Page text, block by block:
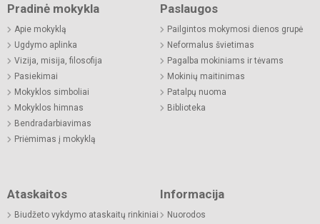
Pradinė mokykla
Apie mokyklą
Ugdymo aplinka
Vizija, misija, filosofija
Pasiekimai
Mokyklos simboliai
Mokyklos himnas
Bendradarbiavimas
Priėmimas į mokyklą
Paslaugos
Pailgintos mokymosi dienos grupė
Neformalus švietimas
Pagalba mokiniams ir tėvams
Mokinių maitinimas
Patalpų nuoma
Biblioteka
Ataskaitos
Biudžeto vykdymo ataskaitų rinkiniai
Informacija
Nuorodos